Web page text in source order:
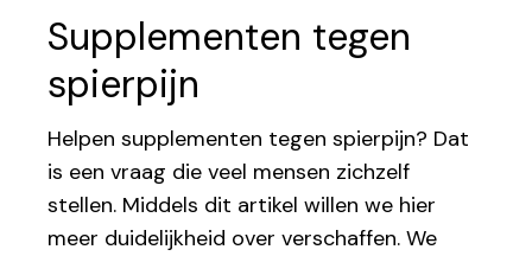
Supplementen tegen
spierpijn
Helpen supplementen tegen spierpijn? Dat
is een vraag die veel mensen zichzelf
stellen. Middels dit artikel willen we hier
meer duidelijkheid over verschaffen. We